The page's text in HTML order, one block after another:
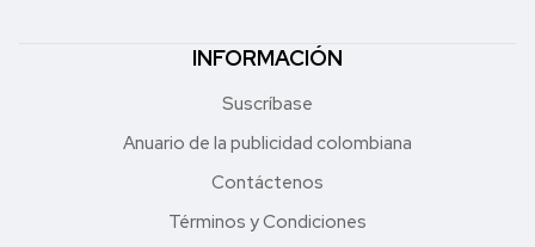
INFORMACIÓN
Suscríbase
Anuario de la publicidad colombiana
Contáctenos
Términos y Condiciones